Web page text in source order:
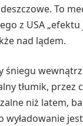
To
z USA „efektu
nad lądem.
śniegu
tłumik, przez
niż latem,
wyładowanie